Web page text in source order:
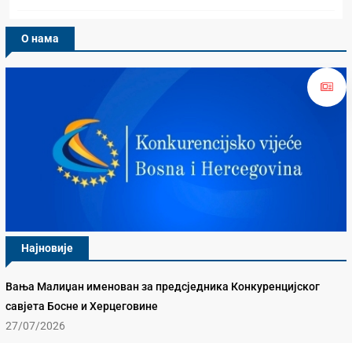
О нама
Најновије
Вања Малиџан именован за предсједника Конкуренцијског
савјета Босне и Херцеговине
27/07/2026